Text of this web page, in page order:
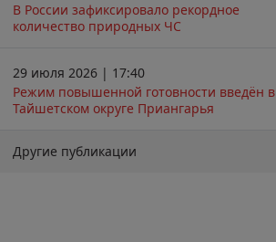
В России зафиксировало рекордное
количество природных ЧС
29 июля 2026 | 17:40
Режим повышенной готовности введён в
Тайшетском округе Приангарья
Другие публикации